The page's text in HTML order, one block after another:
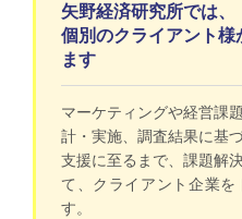
矢野経済研究所では、
個別のクライアント様
ます
マーケティングや経営課
計・実施、調査結果に基
支援に至るまで、課題解
て、クライアント企業を
す。